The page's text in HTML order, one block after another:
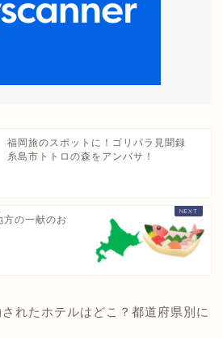
福岡旅のスポットに！ゴリパラ見聞録
糸島市トトロの森をアンバサ！
方の一献のお
れたホテルはどこ？都道府県別に